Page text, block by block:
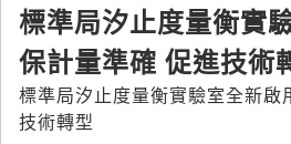
標準局汐止度量衡實
保計量準確 促進技術
標準局汐止度量衡實驗室全新啟
技術轉型